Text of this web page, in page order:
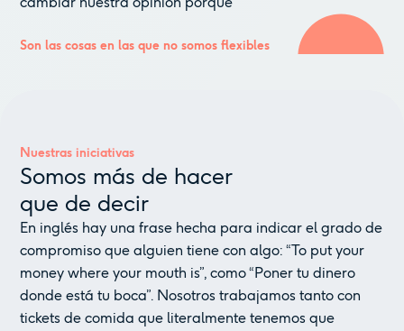
Son las cosas en las que no somos flexibles
Nuestras iniciativas
Somos más de hacer
que de decir
En inglés hay una frase hecha para indicar el grado de
compromiso que alguien tiene con algo: “To put your
money where your mouth is”, como “Poner tu dinero
donde está tu boca”. Nosotros trabajamos tanto con
tickets de comida que literalmente tenemos que